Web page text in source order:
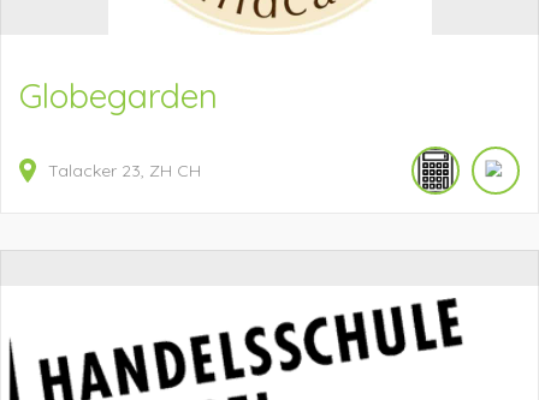
Globegarden
Talacker 23 ZH CH